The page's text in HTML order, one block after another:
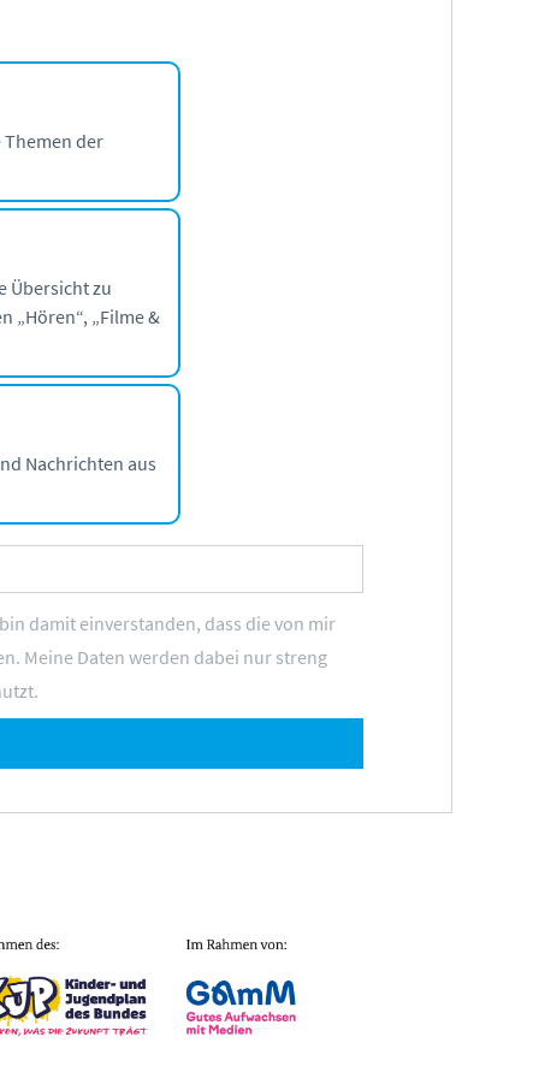
der
Übersicht zu
„Hören“, „Filme &
Nachrichten aus
damit einverstanden, dass die von mir
Meine Daten werden dabei nur streng